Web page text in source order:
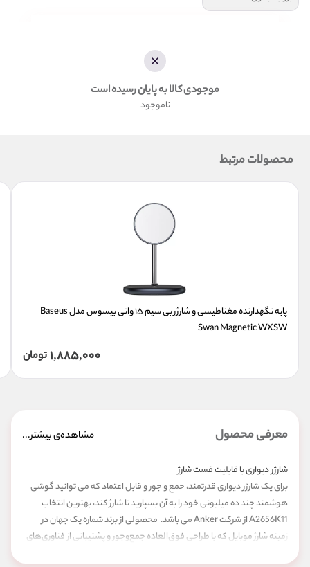
موجودی کالا به پایان رسیده است
ناموجود
محصولات مرتبط
Swan Magnetic WXSW
1,885,000تومان
معرفی محصول مشاهده‌ی بیشتر...
شارژر دیواری با قابلیت فست شارژ
برای یک شارژر دیواری قدرتمند، حمع و جور و قابل اعتماد که می توانید گوشی
هوشمند چند ده میلیونی خود را به آن بسپارید تا شارژ کند، بهترین انتخاب
A2656K11 از شرکت Anker می باشد. محصولی از برند شماره یک جهان در
زمینه شارژ موبایل که با طراحی فوق‌العاده جمع‌وجور و پشتیبانی از فناوری‌های